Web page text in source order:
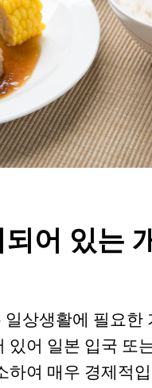
어 있는
상생활에 필요한
있어 일본 입국 또
하여 매우 경제적